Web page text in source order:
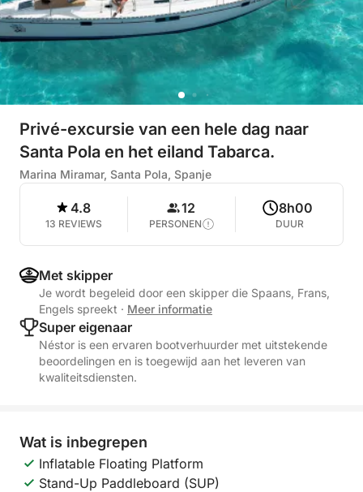
Privé-excursie van een hele dag naar
Santa Pola en het eiland Tabarca.
Marina Miramar, Santa Pola, Spanje
4.8
13 REVIEWS
12
PERSONEN
8h00
DUUR
Met skipper
Je wordt begeleid door een skipper die Spaans, Frans,
Engels spreekt · Meer informatie
Super eigenaar
Néstor is een ervaren bootverhuurder met uitstekende
beoordelingen en is toegewijd aan het leveren van
kwaliteitsdiensten.
Wat is inbegrepen
Inflatable Floating Platform
Stand-Up Paddleboard (SUP)